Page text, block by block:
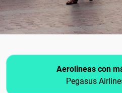
Aerolineas con
Pegasus